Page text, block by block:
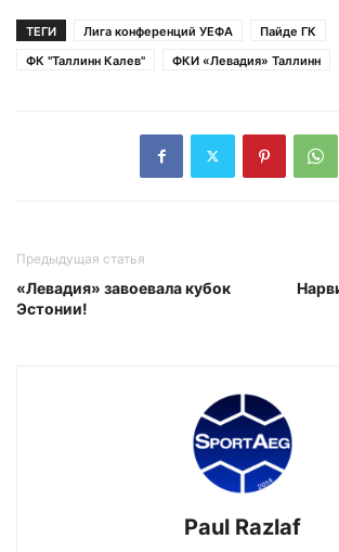
ТЕГИ Лига конференций УЕФА
Пайде ГК
ФК "Таллинн Калев"
ФКИ «Левадия» Таллинн
Предыдущая статья
«Левадия» завоевала кубок
Эстонии!
Paul Razlaf